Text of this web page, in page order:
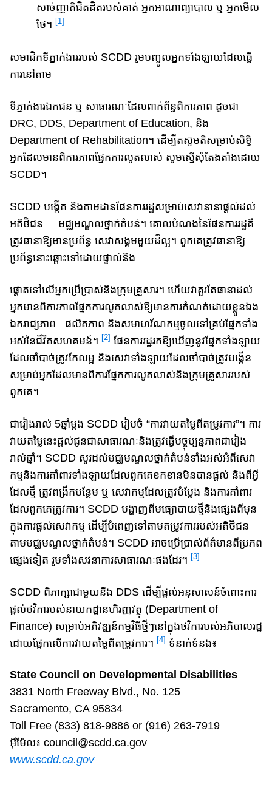
សាច់ញាតិជិតដិតរបស់គាត់ អ្នក​អាណា​ព្យាបាល ឬ អ្នក​មើល​
ថែ។ [1]
សមាជិក​ទីភ្នាក់ងាររបស់ SCDD រួមបញ្ចូល​អ្នក​ទាំង​ឡាយ​ដែល​ធ្វើ​
ការ​​នៅ​តាម
​ទីភ្នាក់​​ងា​រឯកជន ឬ សាធារណៈដែលពាក់ព័ន្ធ​ពិការភាព ដូចជា​
DRC, DDS, Department of Education, និង
Department of Rehabilitation។​ ដើម្បី​តស៊ូមតិ​សម្រាប់សិទ្ធិ​
អ្នក​ដែល​មាន​ពិការភាព​ផ្នែកការលូតលាស់ សូមស្នើសុំតែងតាំង​ដោយ
SCDD។​
SCDD បង្កើត និង​តាម​ដាន​ផែនការរដ្ឋ​​សម្រាប់​សេវានានា​ផ្តល់​ដល់
អតិថិជន ​មជ្ឈ​មណ្ឌលថ្នាក់តំបន់។​ គោល​បំណង​នៃ​ផែនការរដ្ឋ​គឺ​
ត្រូវ​ធានាឱ្យ​មាន​ប្រព័ន្ធ​ សេវាសង្គម​មួយ​ដ៏​ល្អ។​ ពួកគេ​ត្រូវ​ធានា​​ឱ្យ​
ប្រព័ន្ធនោះ​ឆ្ពោះទៅ​ដោយផ្ទាល់​និង​
ផ្តោត​ទៅលើ​អ្នក​ប្រើ​ប្រាស់​និង​ក្រុម​គ្រួសារ។​ ហើយ​វាគួរ​តែ​ធានា​ដល់
អ្នក​មានពិការភាព​ផ្នែក​ការ​លូត​លាស់​ឱ្យ​មាន​ការ​កំណត់ដោយ​ខ្លួន​ឯង
ឯករាជ្យ​ភាព ផលិតភាព និងសមាហរ័ណកម្ម​ចូល​ទៅ​គ្រប់​ផ្នែក​ទាំង​
អស់​នៃ​ជីវិត​សហគមន៍។ [2] ផែនការរដ្ឋ​រក​ឱ្យ​ឃើញ​នូវ​ផ្នែក​ទាំង​ឡាយ​
ដែលចាំ​បាច់​ត្រូវ​កែ​លម្អ និង​សេវាទាំង​ឡាយ​ដែលចាំបាច់​ត្រូវ​បង្កើន​
សម្រាប់​អ្នក​ដែល​មាន​ពិការ​ផ្នែក​ការ​លូតលាស់​និង​ក្រុម​គ្រួសាររបស់
ពួក​គេ។​
ជារៀង​រាល់ 5ឆ្នាំម្តង SCDD រៀប​ចំ “ការវាយតម្លៃ​ពី​តម្រូវការ”។​ ការ
វាយតម្លៃនេះ​ផ្តល់​​ជូន​ជាសាធារណៈ​និង​ត្រូវធ្វើ​បច្ចុប្បន្នភាព​ជា​រៀង​
រាល់ឆ្នាំ។​ SCDD សួរដល់​​មជ្ឈ​មណ្ឌល​ថ្នាក់​តំបន់​ទាំង​អស់អំពី​សេវា
កម្ម​និង​ការ​គាំ​ពារ​ទាំង​ឡាយ​ដែល​ពួក​គេ​ខក​ខាន​មិន​បាន​ផ្តល់​ និង​ពីអ្វី​
ដែល​ថ្មី ត្រូវ​ពង្រីក​បន្ថែម ឬ សេវាកម្ម​ដែល​ត្រូវ​បំប្លែង និង​ការ​គាំ​ពារ​
ដែល​ពួក​គេ​ត្រូវការ។ SCDD បង្ហាញ​ពី​មធ្យោបាយ​ថ្មីនិង​ផ្សេងពីមុន​
ក្នុង​ការ​ផ្តល់សេវាកម្ម​ ដើម្បី​បំពេញ​ទៅ​តាម​តម្រូវការ​របស់​អតិថិជន​
តាម​មជ្ឈ​មណ្ឌ​ល​​ថ្នាក់​តំបន់។​ SCDD អាច​ប្រើប្រាស់ព័ត៌​មាន​ពីប្រភព
ផ្សេង​ទៀត រួម​ទាំង​សវនាការសាធារណៈផងដែរ។ [3]
SCDD ពិភាក្សា​ជា​មួយ​នឹង DDS ដើម្បី​ផ្តល់អនុសាសន៍​ចំពោះ​ការ​
ផ្តល់​ថវិកា​របស់នាយកដ្ឋាន​ហិរញ្ញវត្ថុ​ (Department of
Finance) សម្រាប់​អភិវឌ្ឍន៍​កម្មវិធី​ថ្មីៗ​នៅក្នុង​ថវិការបស់​អភិបាលរដ្ឋ​
ដោយផ្អែក​លើ​ការវាយ​តម្លៃ​ពី​តម្រូវការ។ [4] ទំនាក់ទំនង៖
State Council on Developmental Disabilities
3831 North Freeway Blvd., No. 125
Sacramento, CA 95834
Toll Free (833) 818-9886 or (916) 263-7919
អ៊ីម៉ែល៖ council@scdd.ca.gov
www.scdd.ca.gov